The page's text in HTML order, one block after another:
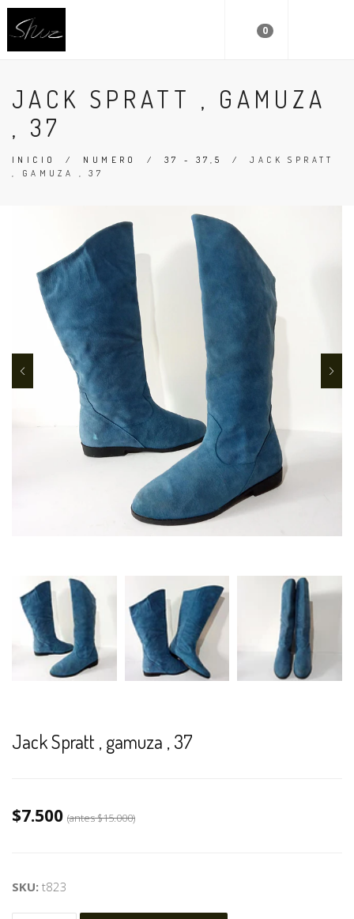
0
JACK SPRATT , GAMUZA
, 37
INICIO / NUMERO / 37 - 37,5 /JACK SPRATT
, GAMUZA , 37
Jack Spratt , gamuza , 37
$7.500 (antes$15.000)
SKU: t823